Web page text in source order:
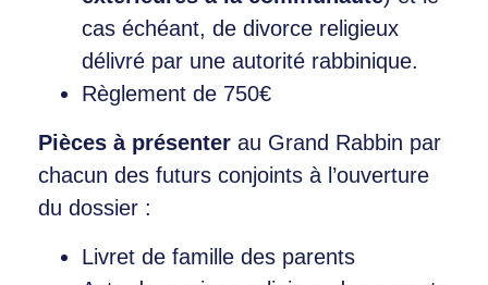
cas échéant, de divorce religieux
délivré par une autorité rabbinique.
Règlement de 750€
Pièces à présenter au Grand Rabbin par
chacun des futurs conjoints à l’ouverture
du dossier :
Livret de famille des parents